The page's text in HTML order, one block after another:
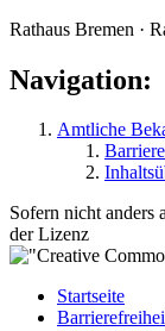
Rathaus Bremen ·
Navigation:
Amtliche
Sofern nicht anders
der Lizenz
Startseite